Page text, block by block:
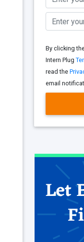
By clicking
Intern Plug
read the
email